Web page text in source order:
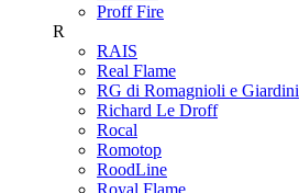
Proff Fire
R
RAIS
Real Flame
RG di Romagnioli e Giardini
Richard Le Droff
Rocal
Romotop
RoodLine
Royal Flame